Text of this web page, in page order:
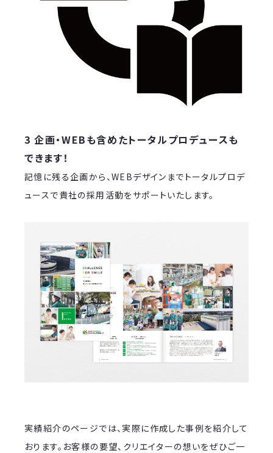
3 企画・WEBも含めたトータルプロデュースも
できます！
記憶に残る企画から、WEBデザインまでトータルプロデ
ュースで貴社の採用活動をサポートいたします。
実績紹介のページでは、実際に作成した事例を紹介して
おります。お客様の要望、クリエイターの想いをぜひご一